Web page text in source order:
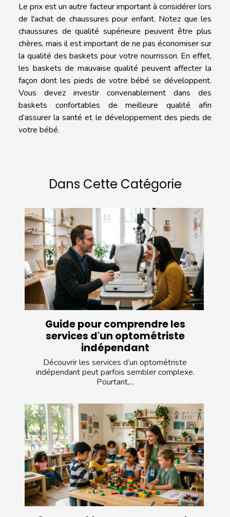
Le prix est un autre facteur important à considérer lors
de l'achat de chaussures pour enfant. Notez que les
chaussures de qualité supérieure peuvent être plus
chères, mais il est important de ne pas économiser sur
la qualité des baskets pour votre nourrisson. En effet,
les baskets de mauvaise qualité peuvent affecter la
façon dont les pieds de votre bébé se développent.
Vous devez investir convenablement dans des
baskets confortables de meilleure qualité afin
d’assurer la santé et le développement des pieds de
votre bébé.
Dans Cette Catégorie
Guide pour comprendre les
services d'un optométriste
indépendant
Découvrir les services d’un optométriste
indépendant peut parfois sembler complexe.
Pourtant,...